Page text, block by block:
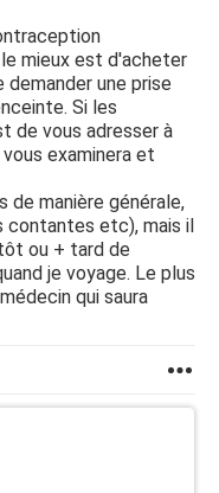
mieux est d'acheter
une prise
Si les
de vous adresser à
examinera et
de manière générale,
contantes etc), mais il
ou + tard de
je voyage. Le plus
qui saura